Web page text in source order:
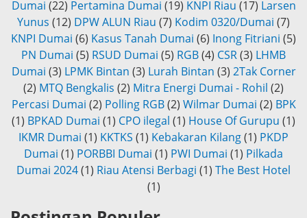
Dumai (22) Pertamina Dumai (19) KNPI Riau (17) Larsen
Yunus (12) DPW ALUN Riau (7) Kodim 0320/Dumai (7)
KNPI Dumai (6) Kasus Tanah Dumai (6) Inong Fitriani (5)
PN Dumai (5) RSUD Dumai (5) RGB(4) CSR(3) LHMB
Dumai (3) LPMK Bintan (3) Lurah Bintan (3) 2Tak Corner
(2) MTQ Bengkalis (2) Mitra Energi Dumai - Rohil (2)
Percasi Dumai (2) Polling RGB (2) Wilmar Dumai (2) BPK
(1) BPKAD Dumai (1) CPO ilegal (1) House Of Gurupu (1)
IKMR Dumai (1) KKTKS (1) Kebakaran Kilang(1) PKDP
Dumai (1) PORBBI Dumai (1) PWI Dumai (1) Pilkada
Dumai 2024(1) Riau Atensi Berbagi (1) The Best Hotel
(1)